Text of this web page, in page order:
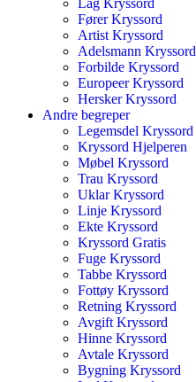
Lag Kryssord
Fører Kryssord
Artist Kryssord
Adelsmann Kryssord
Forbilde Kryssord
Europeer Kryssord
Hersker Kryssord
Andre begreper
Legemsdel Kryssord
Kryssord Hjelperen
Møbel Kryssord
Trau Kryssord
Uklar Kryssord
Linje Kryssord
Ekte Kryssord
Kryssord Gratis
Fuge Kryssord
Tabbe Kryssord
Fottøy Kryssord
Retning Kryssord
Avgift Kryssord
Hinne Kryssord
Avtale Kryssord
Bygning Kryssord